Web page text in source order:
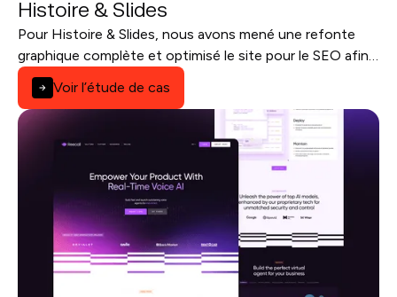
Histoire & Slides
Pour Histoire & Slides, nous avons mené une refonte
graphique complète et optimisé le site pour le SEO afin
d’améliorer la visibilité et la conversion.
Voir l’étude de cas